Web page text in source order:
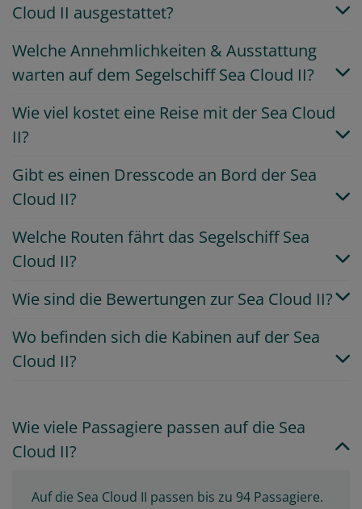
Cloud II ausgestattet?
Welche Annehmlichkeiten & Ausstattung
warten auf dem Segelschiff Sea Cloud II?
Wie viel kostet eine Reise mit der Sea Cloud
II?
Gibt es einen Dresscode an Bord der Sea
Cloud II?
Welche Routen fährt das Segelschiff Sea
Cloud II?
Wie sind die Bewertungen zur Sea Cloud II?
Wo befinden sich die Kabinen auf der Sea
Cloud II?
Wie viele Passagiere passen auf die Sea
Cloud II?
Auf die Sea Cloud II passen bis zu 94 Passagiere.